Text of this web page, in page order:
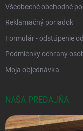
Všeobecné obchodné
Reklamačný poriadok
Formulár - odstúpenie
Podmienky ochrany
Moja objednávka
NAŠA PREDAJŇA